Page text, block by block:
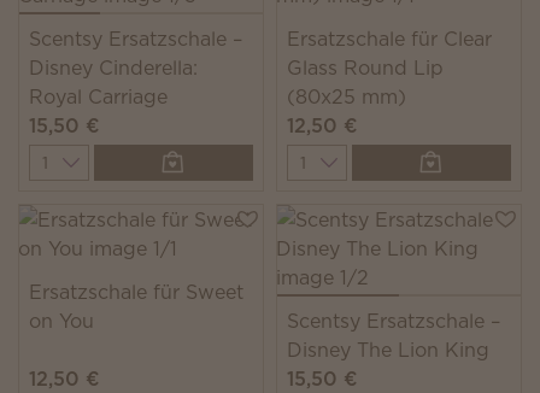
Scentsy Ersatzschale –
Disney Cinderella:
Royal Carriage
15,50 €
Quantity
Ersatzschale für Clear
Glass Round Lip
(80x25 mm)
12,50 €
Quantity
Ersatzschale für Sweet
on You
12,50 €
Scentsy Ersatzschale –
Disney The Lion King
15,50 €